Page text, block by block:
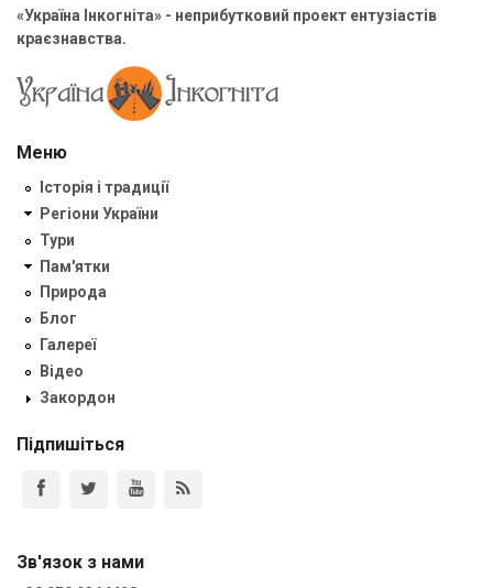
«Україна Інкогніта» - неприбутковий проект ентузіастів
краєзнавства.
Меню
Історія і традиції
Регіони України
Тури
Пам'ятки
Природа
Блог
Галереї
Відео
Закордон
Підпишіться
Зв'язок з нами